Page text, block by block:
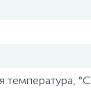
температура, °С